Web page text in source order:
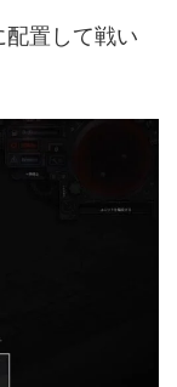
置して戦い